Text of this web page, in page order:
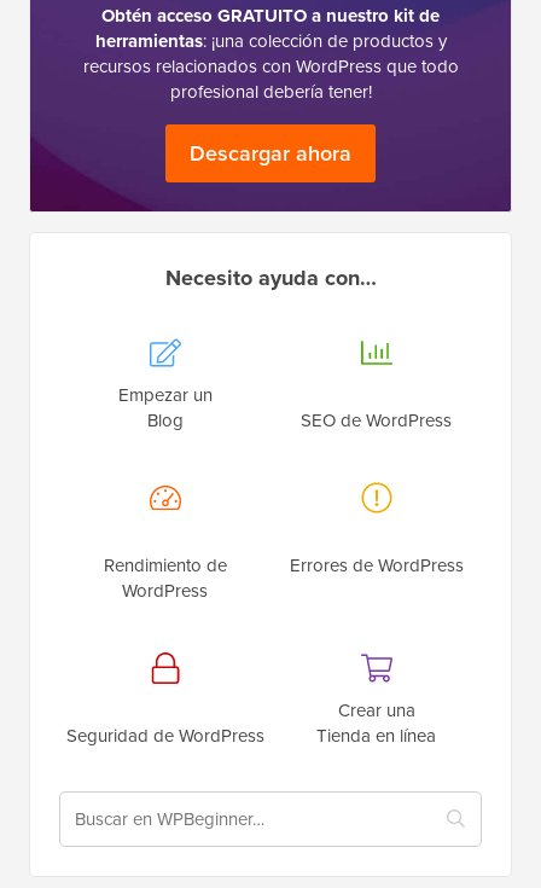
Obtén acceso GRATUITO a nuestro kit de
herramientas: ¡una colección de productos y
recursos relacionados con WordPress que todo
profesional debería tener!
Descargar ahora
Necesito ayuda con…
Empezar un
Blog
SEO de WordPress
Rendimiento de
WordPress
Errores de WordPress
Seguridad de WordPress
Crear una
Tienda en línea